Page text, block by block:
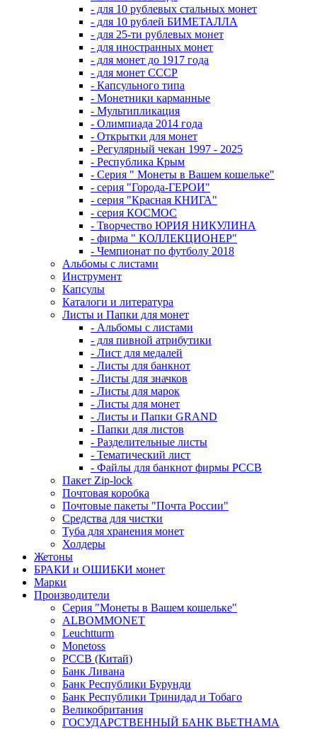
- для 10 рублевых стальных монет
- для 10 рублей БИМЕТАЛЛА
- для 25-ти рублевых монет
- для иностранных монет
- для монет до 1917 года
- для монет СССР
- Капсульного типа
- Монетники карманные
- Мультипликация
- Олимпиада 2014 года
- Открытки для монет
- Регулярный чекан 1997 - 2025
- Республика Крым
- Серия " Монеты в Вашем кошельке"
- серия "Города-ГЕРОИ"
- серия "Красная КНИГА"
- серия КОСМОС
- Творчество ЮРИЯ НИКУЛИНА
- фирма " КОЛЛЕКЦИОНЕР"
- Чемпионат по футболу 2018
Альбомы с листами
Инструмент
Капсулы
Каталоги и литература
Листы и Папки для монет
- Альбомы с листами
- для пивной атрибутики
- Лист для медалей
- Листы для банкнот
- Листы для значков
- Листы для марок
- Листы для монет
- Листы и Папки GRAND
- Папки для листов
- Разделительные листы
- Тематический лист
- Файлы для банкнот фирмы PCCB
Пакет Zip-lock
Почтовая коробка
Почтовые пакеты "Почта России"
Средства для чистки
Туба для хранения монет
Холдеры
Жетоны
БРАКИ и ОШИБКИ монет
Марки
Производители
Серия "Монеты в Вашем кошельке"
ALBOMMONET
Leuchtturm
Monetoss
PCCB (Китай)
Банк Ливана
Банк Республики Бурунди
Банк Республики Тринидад и Тобаго
Великобритания
ГОСУДАРСТВЕННЫЙ БАНК ВЬЕТНАМА